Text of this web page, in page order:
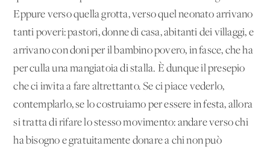
Eppure verso quella grotta, verso quel neonato arrivano
tanti poveri: pastori, donne di casa, abitanti dei villaggi, e
arrivano con doni per il bambino povero, in fasce, che ha
per culla una mangiatoia di stalla. È dunque il presepio
che ci invita a fare altrettanto. Se ci piace vederlo,
contemplarlo, se lo costruiamo per essere in festa, allora
si tratta di rifare lo stesso movimento: andare verso chi
ha bisogno e gratuitamente donare a chi non può